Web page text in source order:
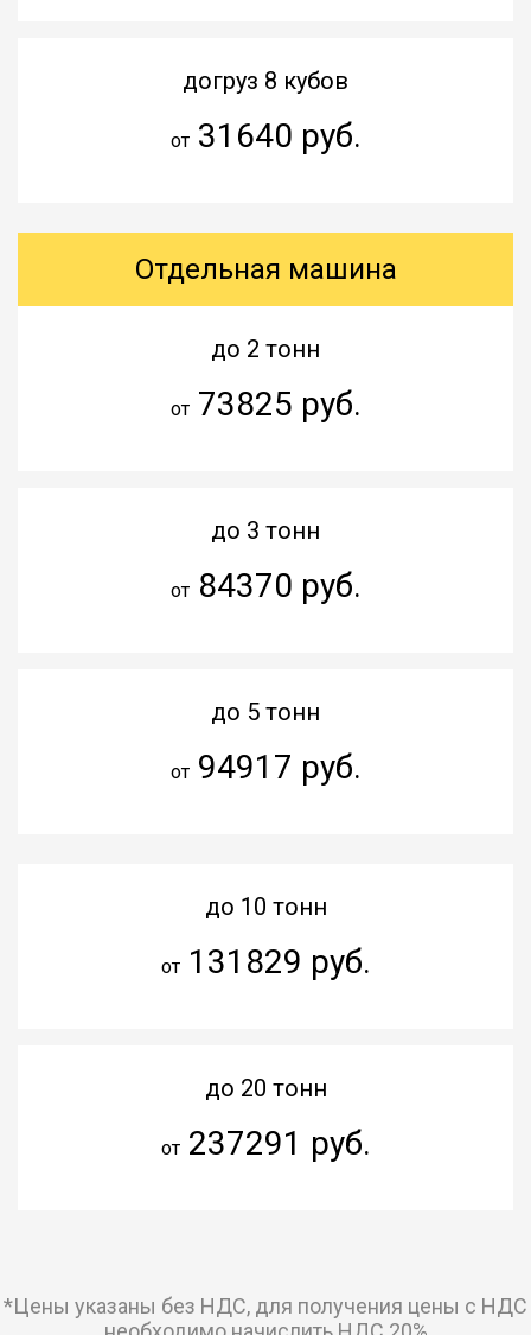
догруз 8 кубов
от31640 руб.
Отдельная машина
до 2 тонн
от73825 руб.
до 3 тонн
от84370 руб.
до 5 тонн
от94917 руб.
до 10 тонн
от131829 руб.
до 20 тонн
от237291 руб.
*Цены указаны без НДС, для получения цены с НДС